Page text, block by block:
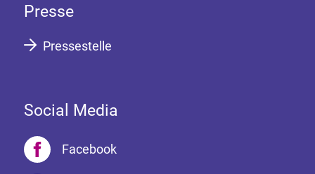
Presse
Pressestelle
Social Media
Facebook